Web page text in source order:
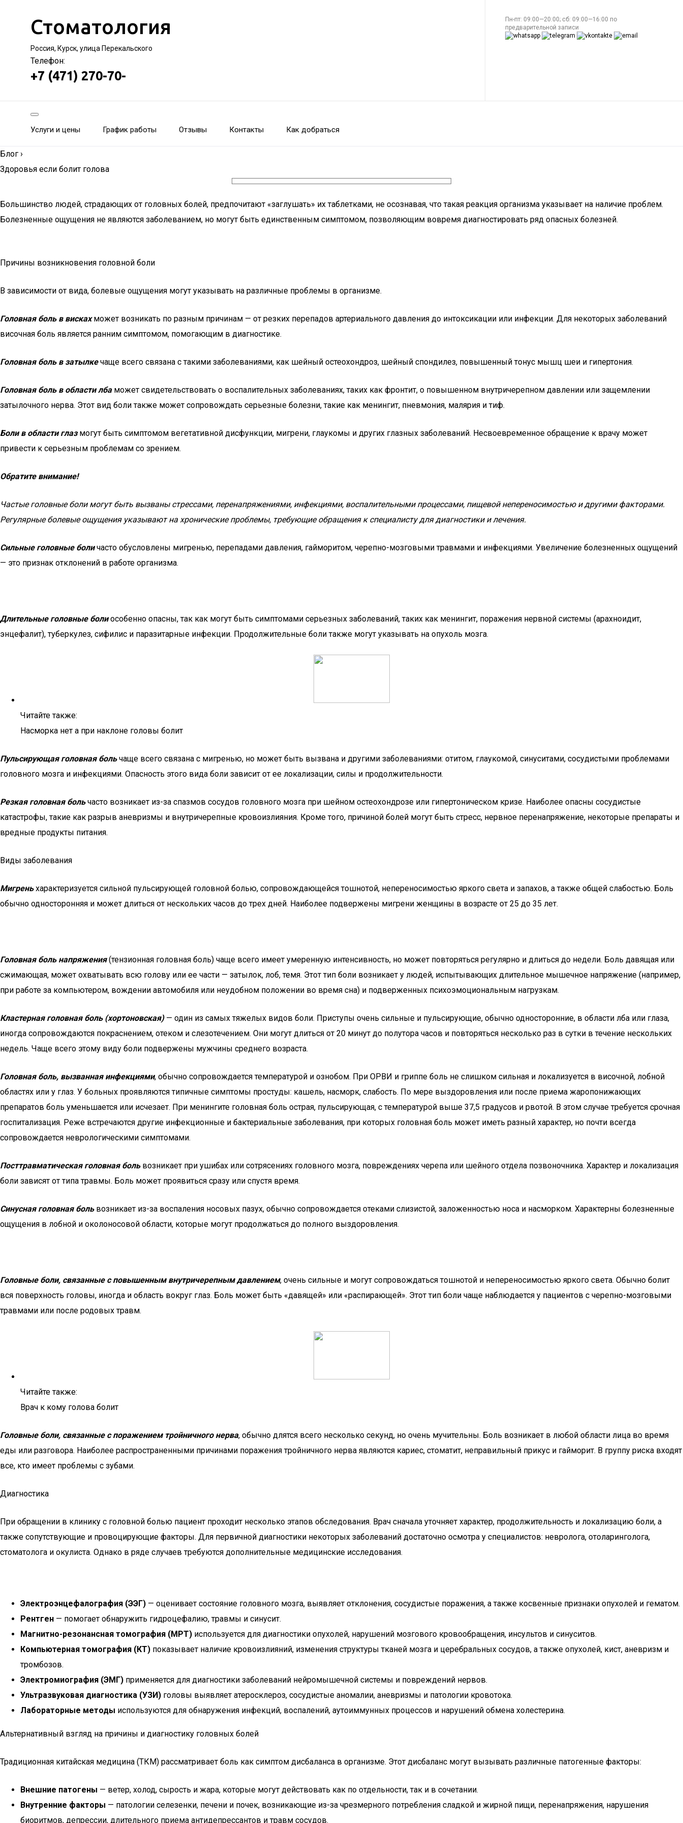
Стоматология
Россия, Курск, улица Перекальского
Телефон:
+7 (471) 270-70-
Пн-пт: 09:00—20:00; сб: 09:00—16:00 по
предварительной записи
Услуги и цены График работы Отзывы Контакты Как добраться
Блог ›
Здоровья если болит голова
Большинство людей, страдающих от головных болей, предпочитают «заглушать» их таблетками, не осознавая, что такая реакция организма указывает на наличие проблем.
Болезненные ощущения не являются заболеванием, но могут быть единственным симптомом, позволяющим вовремя диагностировать ряд опасных болезней.
Причины возникновения головной боли
В зависимости от вида, болевые ощущения могут указывать на различные проблемы в организме.
Головная боль в вискахможет возникать по разным причинам — от резких перепадов артериального давления до интоксикации или инфекции. Для некоторых заболеваний
височная боль является ранним симптомом, помогающим в диагностике.
Головная боль в затылкечаще всего связана с такими заболеваниями, как шейный остеохондроз, шейный спондилез, повышенный тонус мышц шеи и гипертония.
Головная боль в области лбаможет свидетельствовать о воспалительных заболеваниях, таких как фронтит, о повышенном внутричерепном давлении или защемлении
затылочного нерва. Этот вид боли также может сопровождать серьезные болезни, такие как менингит, пневмония, малярия и тиф.
Боли в области глазмогут быть симптомом вегетативной дисфункции, мигрени, глаукомы и других глазных заболеваний. Несвоевременное обращение к врачу может
привести к серьезным проблемам со зрением.
Обратите внимание!
Частые головные боли могут быть вызваны стрессами, перенапряжениями, инфекциями, воспалительными процессами, пищевой непереносимостью и другими факторами.
Регулярные болевые ощущения указывают на хронические проблемы, требующие обращения к специалисту для диагностики и лечения.
Сильные головные боличасто обусловлены мигренью, перепадами давления, гайморитом, черепно-мозговыми травмами и инфекциями. Увеличение болезненных ощущений
— это признак отклонений в работе организма.
Длительные головные болиособенно опасны, так как могут быть симптомами серьезных заболеваний, таких как менингит, поражения нервной системы (арахноидит,
энцефалит), туберкулез, сифилис и паразитарные инфекции. Продолжительные боли также могут указывать на опухоль мозга.
Читайте также:
Насморка нет а при наклоне головы болит
Пульсирующая головная больчаще всего связана с мигренью, но может быть вызвана и другими заболеваниями: отитом, глаукомой, синуситами, сосудистыми проблемами
головного мозга и инфекциями. Опасность этого вида боли зависит от ее локализации, силы и продолжительности.
Резкая головная больчасто возникает из-за спазмов сосудов головного мозга при шейном остеохондрозе или гипертоническом кризе. Наиболее опасны сосудистые
катастрофы, такие как разрыв аневризмы и внутричерепные кровоизлияния. Кроме того, причиной болей могут быть стресс, нервное перенапряжение, некоторые препараты и
вредные продукты питания.
Виды заболевания
Мигреньхарактеризуется сильной пульсирующей головной болью, сопровождающейся тошнотой, непереносимостью яркого света и запахов, а также общей слабостью. Боль
обычно односторонняя и может длиться от нескольких часов до трех дней. Наиболее подвержены мигрени женщины в возрасте от 25 до 35 лет.
Головная боль напряжения(тензионная головная боль) чаще всего имеет умеренную интенсивность, но может повторяться регулярно и длиться до недели. Боль давящая или
сжимающая, может охватывать всю голову или ее части — затылок, лоб, темя. Этот тип боли возникает у людей, испытывающих длительное мышечное напряжение (например,
при работе за компьютером, вождении автомобиля или неудобном положении во время сна) и подверженных психоэмоциональным нагрузкам.
Кластерная головная боль (хортоновская)— один из самых тяжелых видов боли. Приступы очень сильные и пульсирующие, обычно односторонние, в области лба или глаза,
иногда сопровождаются покраснением, отеком и слезотечением. Они могут длиться от 20 минут до полутора часов и повторяться несколько раз в сутки в течение нескольких
недель. Чаще всего этому виду боли подвержены мужчины среднего возраста.
Головная боль, вызванная инфекциями, обычно сопровождается температурой и ознобом. При ОРВИ и гриппе боль не слишком сильная и локализуется в височной, лобной
областях или у глаз. У больных проявляются типичные симптомы простуды: кашель, насморк, слабость. По мере выздоровления или после приема жаропонижающих
препаратов боль уменьшается или исчезает. При менингите головная боль острая, пульсирующая, с температурой выше 37,5 градусов и рвотой. В этом случае требуется срочная
госпитализация. Реже встречаются другие инфекционные и бактериальные заболевания, при которых головная боль может иметь разный характер, но почти всегда
сопровождается неврологическими симптомами.
Посттравматическая головная больвозникает при ушибах или сотрясениях головного мозга, повреждениях черепа или шейного отдела позвоночника. Характер и локализация
боли зависят от типа травмы. Боль может проявиться сразу или спустя время.
Синусная головная больвозникает из-за воспаления носовых пазух, обычно сопровождается отеками слизистой, заложенностью носа и насморком. Характерны болезненные
ощущения в лобной и околоносовой области, которые могут продолжаться до полного выздоровления.
Головные боли, связанные с повышенным внутричерепным давлением, очень сильные и могут сопровождаться тошнотой и непереносимостью яркого света. Обычно болит
вся поверхность головы, иногда и область вокруг глаз. Боль может быть «давящей» или «распирающей». Этот тип боли чаще наблюдается у пациентов с черепно-мозговыми
травмами или после родовых травм.
Читайте также:
Врач к кому голова болит
Головные боли, связанные с поражением тройничного нерва, обычно длятся всего несколько секунд, но очень мучительны. Боль возникает в любой области лица во время
еды или разговора. Наиболее распространенными причинами поражения тройничного нерва являются кариес, стоматит, неправильный прикус и гайморит. В группу риска входят
все, кто имеет проблемы с зубами.
Диагностика
При обращении в клинику с головной болью пациент проходит несколько этапов обследования. Врач сначала уточняет характер, продолжительность и локализацию боли, а
также сопутствующие и провоцирующие факторы. Для первичной диагностики некоторых заболеваний достаточно осмотра у специалистов: невролога, отоларинголога,
стоматолога и окулиста. Однако в ряде случаев требуются дополнительные медицинские исследования.
Электроэнцефалография (ЭЭГ) — оценивает состояние головного мозга, выявляет отклонения, сосудистые поражения, а также косвенные признаки опухолей и гематом.
Рентген — помогает обнаружить гидроцефалию, травмы и синусит.
Магнитно-резонансная томография (МРТ) используется для диагностики опухолей, нарушений мозгового кровообращения, инсультов и синуситов.
Компьютерная томография (КТ) показывает наличие кровоизлияний, изменения структуры тканей мозга и церебральных сосудов, а также опухолей, кист, аневризм и
тромбозов.
Электромиография (ЭМГ) применяется для диагностики заболеваний нейромышечной системы и повреждений нервов.
Ультразвуковая диагностика (УЗИ) головы выявляет атеросклероз, сосудистые аномалии, аневризмы и патологии кровотока.
Лабораторные методы используются для обнаружения инфекций, воспалений, аутоиммунных процессов и нарушений обмена холестерина.
Альтернативный взгляд на причины и диагностику головных болей
Традиционная китайская медицина (ТКМ) рассматривает боль как симптом дисбаланса в организме. Этот дисбаланс могут вызывать различные патогенные факторы:
Внешние патогены — ветер, холод, сырость и жара, которые могут действовать как по отдельности, так и в сочетании.
Внутренние факторы — патологии селезенки, печени и почек, возникающие из-за чрезмерного потребления сладкой и жирной пищи, перенапряжения, нарушения
биоритмов, депрессии, длительного приема антидепрессантов и травм сосудов.